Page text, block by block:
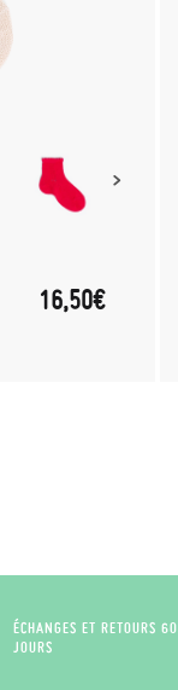
16,50€
ÉCHANGES ET RETOURS 60
JOURS